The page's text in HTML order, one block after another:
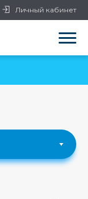
Личный кабинет